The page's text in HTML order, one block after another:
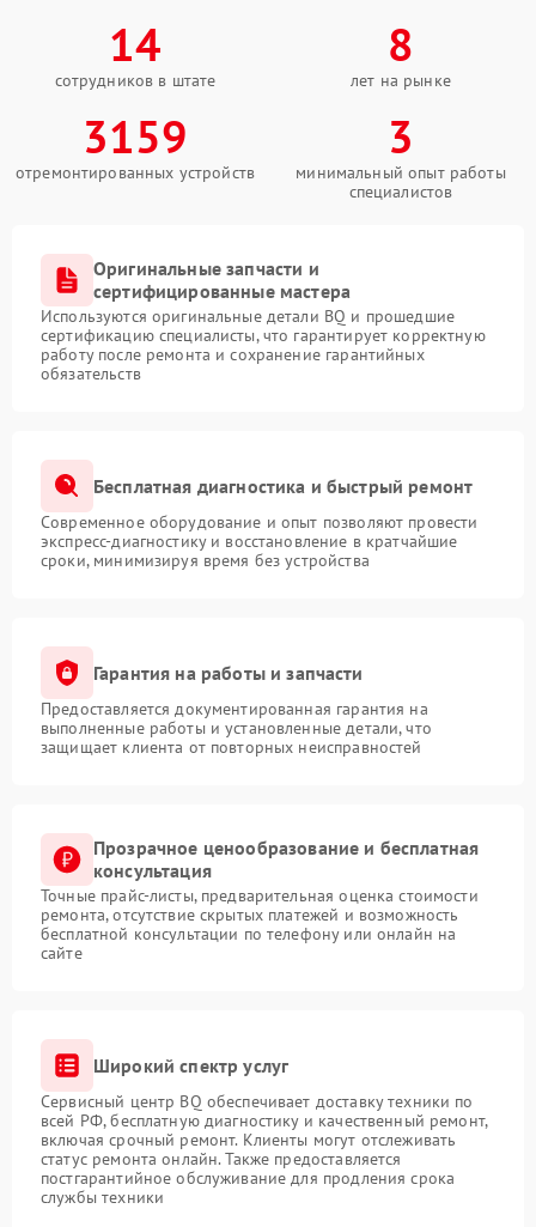
14
сотрудников в штате
8
лет на рынке
3159
отремонтированных устройств
3
минимальный опыт работы
специалистов
Оригинальные запчасти и
сертифицированные мастера
Используются оригинальные детали BQ и прошедшие
сертификацию специалисты, что гарантирует корректную
работу после ремонта и сохранение гарантийных
обязательств
Бесплатная диагностика и быстрый ремонт
Современное оборудование и опыт позволяют провести
экспресс-диагностику и восстановление в кратчайшие
сроки, минимизируя время без устройства
Гарантия на работы и запчасти
Предоставляется документированная гарантия на
выполненные работы и установленные детали, что
защищает клиента от повторных неисправностей
Прозрачное ценообразование и бесплатная
консультация
Точные прайс-листы, предварительная оценка стоимости
ремонта, отсутствие скрытых платежей и возможность
бесплатной консультации по телефону или онлайн на
сайте
Широкий спектр услуг
Сервисный центр BQ обеспечивает доставку техники по
всей РФ, бесплатную диагностику и качественный ремонт,
включая срочный ремонт. Клиенты могут отслеживать
статус ремонта онлайн. Также предоставляется
постгарантийное обслуживание для продления срока
службы техники